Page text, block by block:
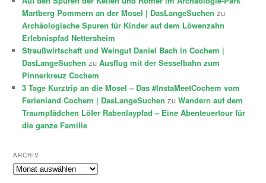
Martberg Pommern an der Mosel | DasLangeSuchen zu
Archäologische Spuren für Kinder auf dem Löwenzahn
Erlebnispfad Nettersheim
Straußwirtschaft und Weingut Daniel Bach in Cochem |
DasLangeSuchen zuAusflug mit der Sesselbahn zum
Pinnerkreuz Cochem
3 Tage Kurztrip an die Mosel – Das #InstaMeetCochem vom
Ferienland Cochem | DasLangeSuchen zuWandern auf dem
Traumpfädchen Löfer Rabenlaypfad – Eine Abenteuertour für
die ganze Familie
ARCHIV
Archiv